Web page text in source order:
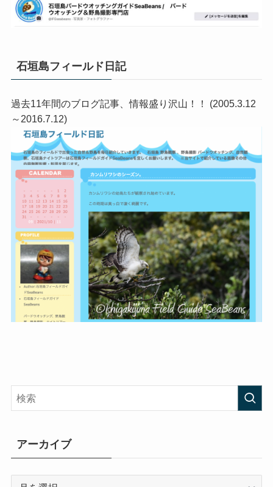
石垣島フィールド日記
過去11年間のブログ記事、情報盛り沢山！！ (2005.3.12
～2016.7.12)
アーカイブ